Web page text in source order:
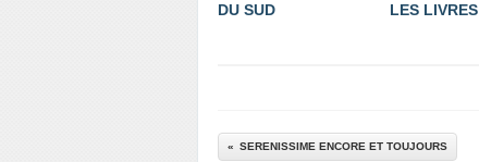
DU SUD
LES LIVRES
SERENISSIME ENCORE ET TOUJOURS